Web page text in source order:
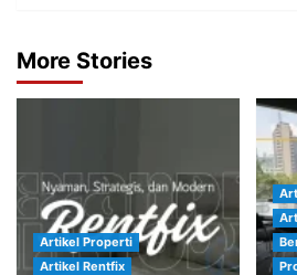
More Stories
Artikel Properti
Artikel Rentfix